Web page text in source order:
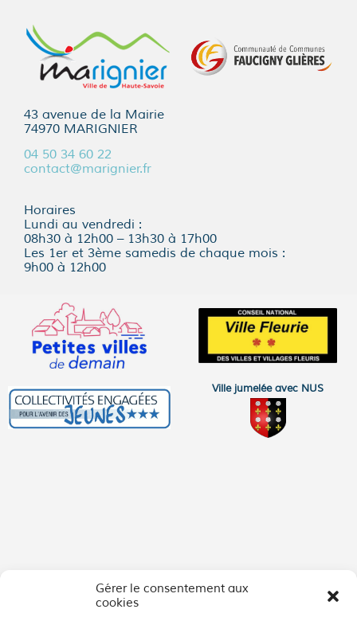
Gérer le consentement aux
cookies
43 avenue de la Mairie
74970 MARIGNIER
04 50 34 60 22
contact@marignier.fr
Horaires
Lundi au vendredi :
08h30 à 12h00 – 13h30 à 17h00
Les 1er et 3ème samedis de chaque mois :
9h00 à 12h00
Ville jumelée avec NUS